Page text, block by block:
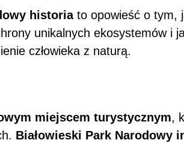
historiato opowieść o tym,
unikalnych ekosystemów i
człowieka z naturą.
miejscem turystycznym,
Białowieski Park Narodowy